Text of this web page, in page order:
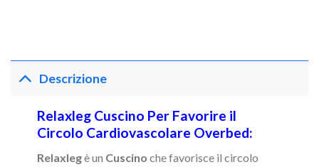
Descrizione
Relaxleg Cuscino Per Favorire il
Circolo Cardiovascolare Overbed:
Relaxlegè un Cuscino che favorisce il circolo